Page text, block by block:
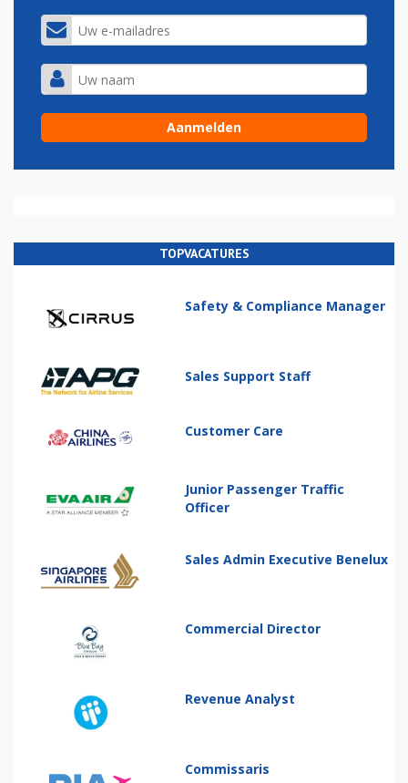
TOPVACATURES
Safety & Compliance Manager
Sales Support Staff
Customer Care
Junior Passenger Traffic
Officer
Sales Admin Executive Benelux
Commercial Director
Revenue Analyst
Commissaris